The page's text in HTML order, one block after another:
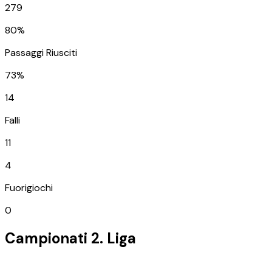
279
80%
Passaggi Riusciti
73%
14
Falli
11
4
Fuorigiochi
0
Campionati 2. Liga